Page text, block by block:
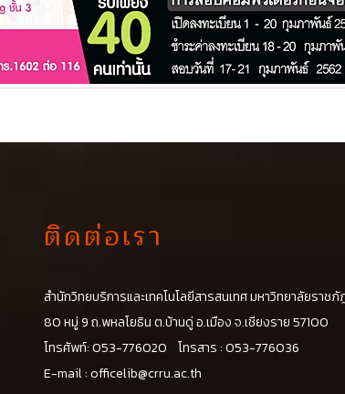
ติดต่อเรา
สำนักวิทยบริการและเทคโนโลยีสารสนเทศ มหาวิทยาลัยราชภั
80 หมู่ 9 ถ.พหลโยธิน ต.บ้านดู่ อ.เมือง จ.เชียงราย 57100
โทรศัพท์: 053-776020 โทรสาร : 053-776036
E-mail :officelib@crru.ac.th